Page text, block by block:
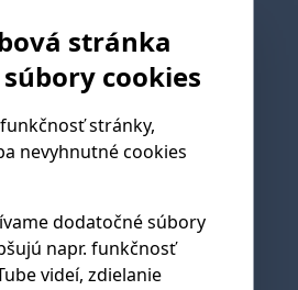
čísla
000
727
stránka
cookies
stránky,
nevyhnutné cookies
dodatočné súbory
napr. funkčnosť
videí, zdielanie